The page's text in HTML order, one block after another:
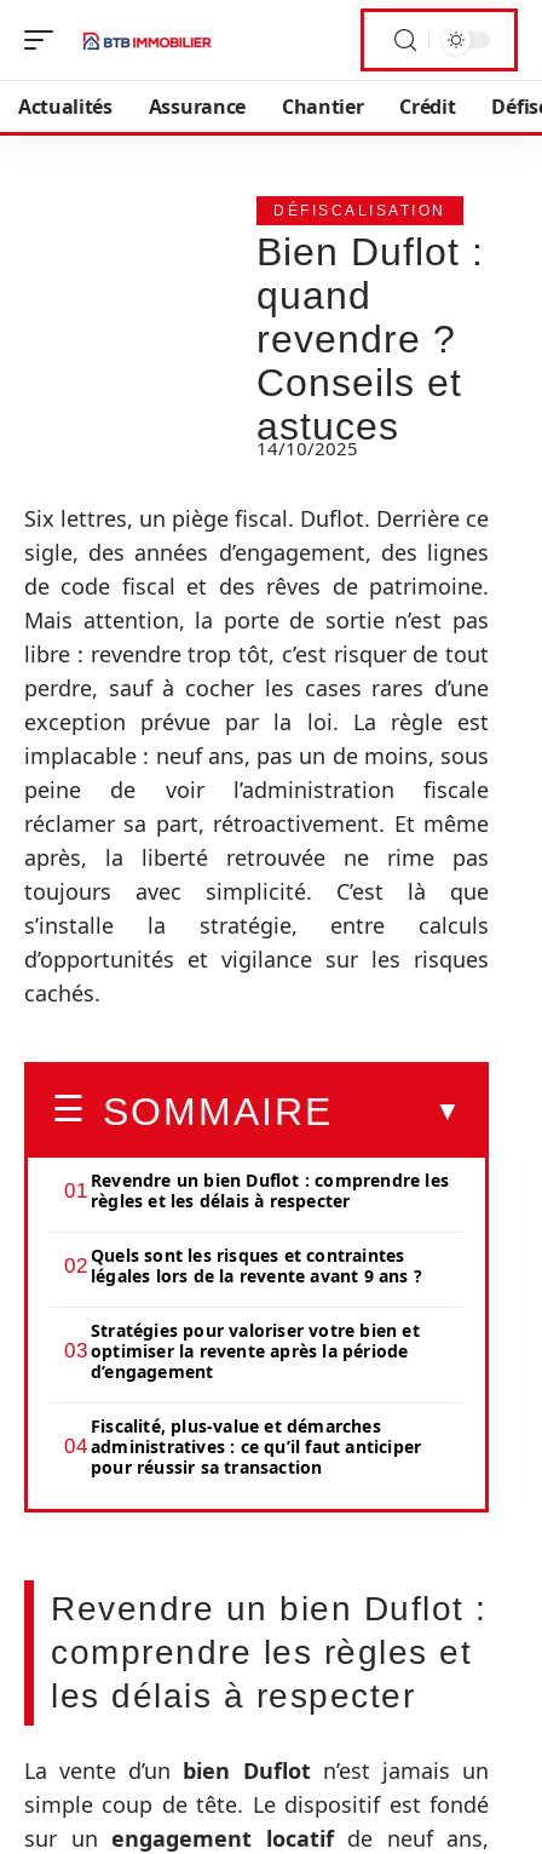
Actualités Assurance Chantier Crédit
DÉFISCALISATION
Bien Duflot :
quand
revendre ?
Conseils et
astuces
14/10/2025
Six lettres, un piège fiscal. Duflot. Derrière ce
sigle, des années d’engagement, des lignes
de code fiscal et des rêves de patrimoine.
Mais attention, la porte de sortie n’est pas
libre : revendre trop tôt, c’est risquer de tout
perdre, sauf à cocher les cases rares d’une
exception prévue par la loi. La règle est
implacable : neuf ans, pas un de moins, sous
peine de voir l’administration fiscale
réclamer sa part, rétroactivement. Et même
après, la liberté retrouvée ne rime pas
toujours avec simplicité. C’est là que
s’installe la stratégie, entre calculs
d’opportunités et vigilance sur les risques
cachés.
SOMMAIRE
Revendre un bien Duflot : comprendre les
règles et les délais à respecter
Quels sont les risques et contraintes
légales lors de la revente avant 9 ans ?
Stratégies pour valoriser votre bien et
optimiser la revente après la période
d’engagement
Fiscalité, plus-value et démarches
administratives : ce qu’il faut anticiper
pour réussir sa transaction
Revendre un bien Duflot :
comprendre les règles et
les délais à respecter
La vente d’un bien Duflotn’est jamais un
simple coup de tête. Le dispositif est fondé
sur un engagement locatifde neuf ans,